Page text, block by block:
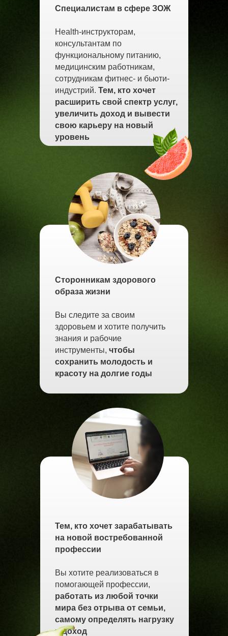
Специалистам в сфере ЗОЖ
Health-инструкторам,
консультантам по
функциональному питанию,
медицинским работникам,
сотрудникам фитнес- и бьюти-
индустрий. Тем, кто хочет
расширить свой спектр услуг,
увеличить доход и вывести
свою карьеру на новый
уровень
Сторонникам здорового
образа жизни
Вы следите за своим
здоровьем и хотите получить
знания и рабочие
инструменты, чтобы
сохранить молодость и
красоту на долгие годы
Тем, кто хочет зарабатывать
на новой востребованной
профессии
Вы хотите реализоваться в
помогающей профессии,
работать из любой точки
мира без отрыва от семьи,
самому определять нагрузку
и доход